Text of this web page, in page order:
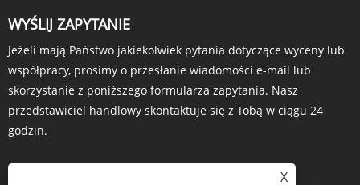
WYŚLIJ ZAPYTANIE
Jeżeli mają Państwo jakiekolwiek pytania dotyczące wyceny lub
współpracy, prosimy o przesłanie wiadomości e-mail lub
skorzystanie z poniższego formularza zapytania. Nasz
przedstawiciel handlowy skontaktuje się z Tobą w ciągu 24
godzin.
X